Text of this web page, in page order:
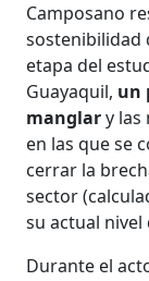
Camposano
sostenibilidad
etapa del
Guayaquil, un
manglary las
en las que se
cerrar la
sector
su actual
Durante el